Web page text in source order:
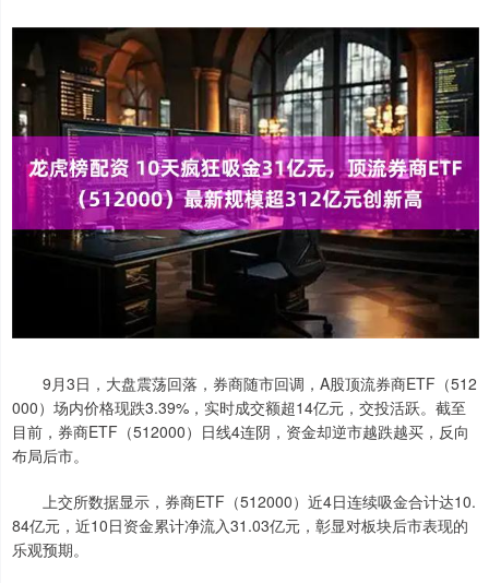
9月3日，大盘震荡回落，券商随市回调，A股顶流券商ETF（512
000）场内价格现跌3.39%，实时成交额超14亿元，交投活跃。截至
目前，券商ETF（512000）日线4连阴，资金却逆市越跌越买，反向
布局后市。
上交所数据显示，券商ETF（512000）近4日连续吸金合计达10.
84亿元，近10日资金累计净流入31.03亿元，彰显对板块后市表现的
乐观预期。